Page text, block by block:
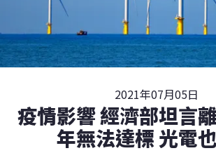
2021年07月05日
疫情影響 經濟部坦言
年無法達標 光電